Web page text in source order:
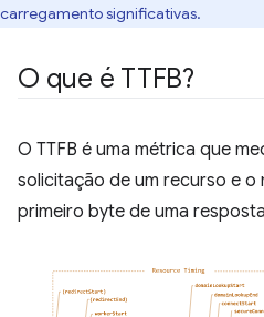
carregamento significativas.
O que é TTFB?
O TTFB é uma métrica que
solicitação de um recurso e o
primeiro byte de uma